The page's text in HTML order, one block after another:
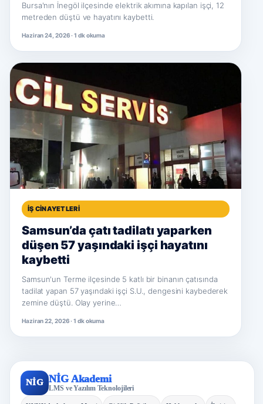
Bursa'nın İnegöl ilçesinde elektrik akımına kapılan işçi, 12
metreden düştü ve hayatını kaybetti.
Haziran 24, 2026 · 1 dk okuma
İŞ CINAYETLERI
Samsun’da çatı tadilatı yaparken
düşen 57 yaşındaki işçi hayatını
kaybetti
Samsun'un Terme ilçesinde 5 katlı bir binanın çatısında
tadilat yapan 57 yaşındaki işçi S.U., dengesini kaybederek
zemine düştü. Olay yerine…
Haziran 22, 2026 · 1 dk okuma
NİG NİG Akademi
LMS ve Yazılım Teknolojileri